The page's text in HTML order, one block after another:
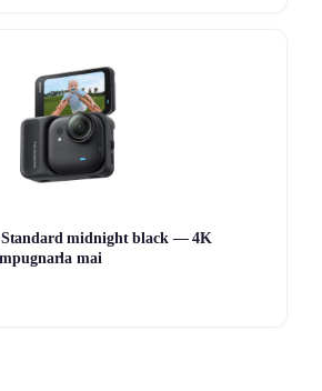
Standard midnight black — 4K
mai